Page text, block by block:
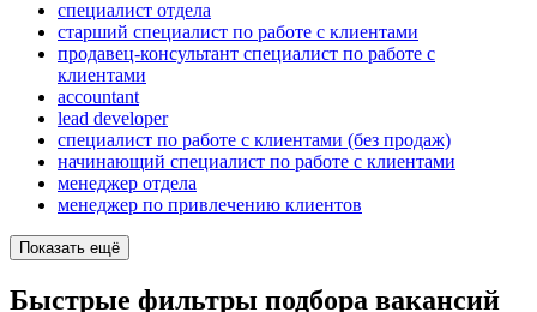
специалист отдела
старший специалист по работе с клиентами
продавец-консультант специалист по работе с
клиентами
accountant
lead developer
специалист по работе с клиентами (без продаж)
начинающий специалист по работе с клиентами
менеджер отдела
менеджер по привлечению клиентов
Показать ещё
Быстрые фильтры подбора вакансий